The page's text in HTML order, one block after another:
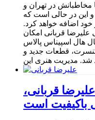
بار دیگر با مخاطبانش در تهران و
و این در حالی است که
خود اضافه خواهد کرد.
علیرضا قربانی امکان
در رویال هال اسپیناس پالاس
قطعات جدید و
قربانی،
باکیفیت است